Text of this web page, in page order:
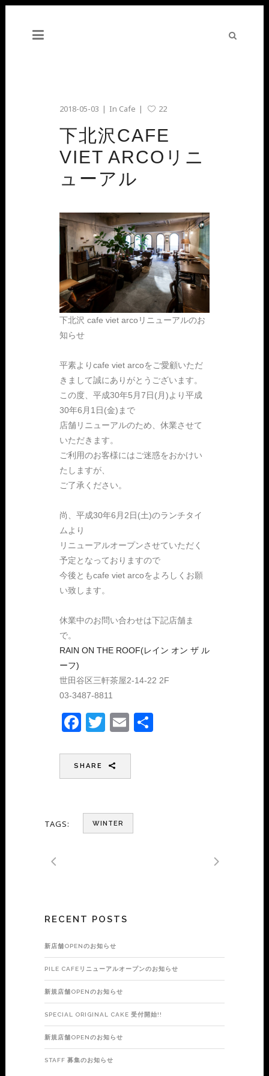
2018-05-03 In Cafe 22
下北沢CAFE
VIET ARCOリニ
ューアル
下北沢 cafe viet arcoリニューアルのお
知らせ
平素よりcafe viet arcoをご愛顧いただ
きまして誠にありがとうございます。
この度、平成30年5月7日(月)より平成
30年6月1日(金)まで
店舗リニューアルのため、休業させて
いただきます。
ご利用のお客様にはご迷惑をおかけい
たしますが、
ご了承ください。
尚、平成30年6月2日(土)のランチタイ
ムより
リニューアルオープンさせていただく
予定となっておりますので
今後ともcafe viet arcoをよろしくお願
い致します。
休業中のお問い合わせは下記店舗ま
で。
RAIN ON THE ROOF(レイン オン ザ ル
ーフ)
世田谷区三軒茶屋2-14-22 2F
03-3487-8811
Facebook
TwitterEmail
SHARE
TAGS: WINTER
RECENT POSTS
新店舗OPENのお知らせ
PILE CAFEリニューアルオープンのお知らせ
新規店舗OPENのお知らせ
SPECIAL ORIGINAL CAKE 受付開始!!
新規店舗OPENのお知らせ
STAFF 募集のお知らせ